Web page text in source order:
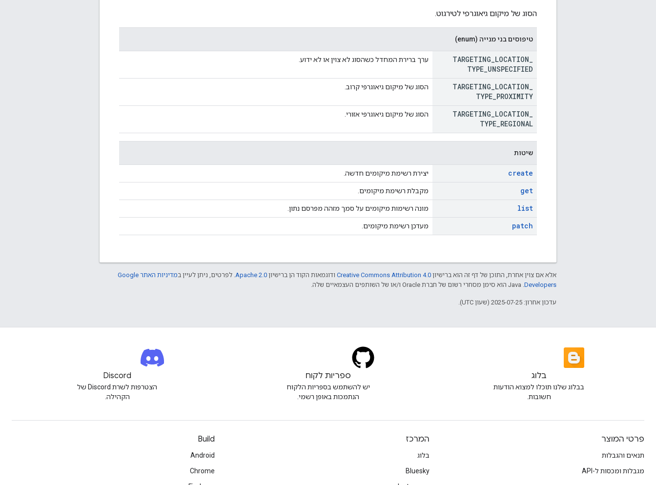
הסוג של מיקום גיאוגרפי לטירגוט.
טיפוסים בני מנייה (enum)
TARGETING LOCATION
TYPE UNSPECIFIED
ערך ברירת המחדל כשהסוג לא צוין או לא ידוע.
TARGETING LOCATION
TYPE PROXIMITY
הסוג של מיקום גיאוגרפי קרוב.
TARGETING LOCATION
TYPE REGIONAL
הסוג של מיקום גיאוגרפי אזורי.
שיטות
create יצירת רשימת מיקומים חדשה.
get מקבלת רשימת מיקומים.
list מונה רשימות מיקומים על סמך מזהה מפרסם נתון.
patch מעדכן רשימת מיקומים.
אלא אם צוין אחרת, התוכן של דף זה הוא ברישיון Creative Commons Attribution 4.0 ודוגמאות הקוד הן ברישיון Apache 2.0 . לפרטים, ניתן לעיין ב
מדיניות האתר Google
Developers‏
עדכון אחרון: 2025-07-25 (שעון UTC).
בלוג
בבלוג שלנו תוכלו למצוא הודעות
חשובות.
ספריות לקוח
יש להשתמש בספריות הלקוח
הנתמכות באופן רשמי.
Discord
הצטרפות לשרת Discord של
הקהילה.
פרטי המוצר
תנאים והגבלות
מגבלות ומכסות ל-API
המרכז
בלוג
Bluesky
Build
Android
Chrome